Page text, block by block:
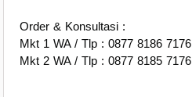
Order & Konsultasi :
Mkt 1 WA / Tlp : 0877 8186 7176
Mkt 2 WA / Tlp : 0877 8185 7176